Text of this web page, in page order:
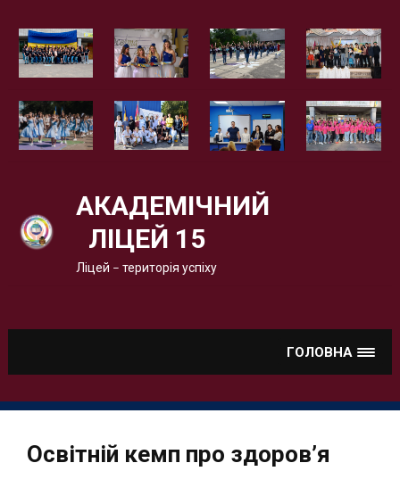
АКАДЕМІЧНИЙ
ЛІЦЕЙ 15
Ліцей – територія успіху
ГОЛОВНА
Освітній кемп про здоров’я